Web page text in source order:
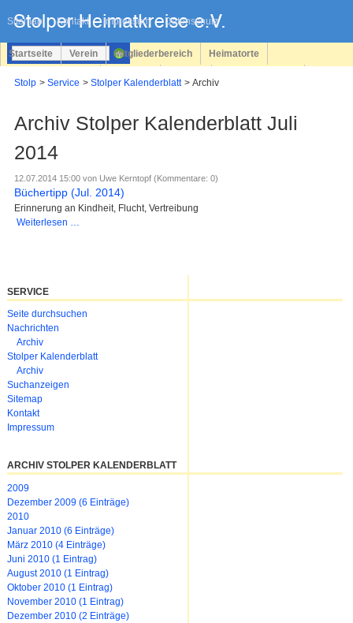
Sitemap Kontakt Impressum Datenschutz
überspringen
Startseite Verein Mitgliederbereich Heimatorte
Stolp Service Stolper Kalenderblatt Archiv
Archiv Stolper Kalenderblatt Juli
2014
12.07.2014 15:00 von Uwe Kerntopf (Kommentare: 0)
Büchertipp (Jul. 2014)
Erinnerung an Kindheit, Flucht, Vertreibung
Weiterlesen …
SERVICE
Navigation
überspringen
Seite durchsuchen
Nachrichten
Archiv
Stolper Kalenderblatt
Archiv
Suchanzeigen
Sitemap
Kontakt
Impressum
ARCHIV STOLPER KALENDERBLATT
2009
Dezember 2009 (6 Einträge)
2010
Januar 2010 (6 Einträge)
März 2010 (4 Einträge)
Juni 2010 (1 Eintrag)
August 2010 (1 Eintrag)
Oktober 2010 (1 Eintrag)
November 2010 (1 Eintrag)
Dezember 2010 (2 Einträge)